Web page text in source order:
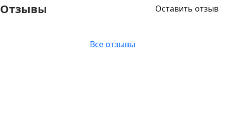
Отзывы Оставить отзыв
Все отзывы